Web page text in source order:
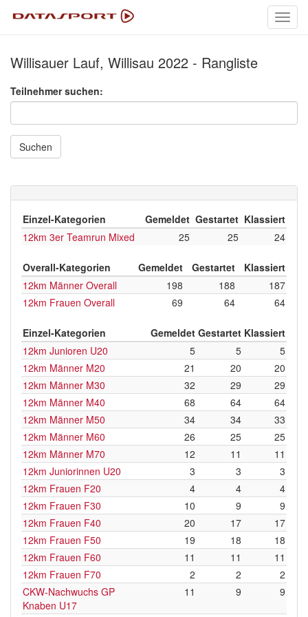
Willisauer Lauf, Willisau 2022 - Rangliste
Teilnehmer suchen:
Suchen
Einzel-Kategorien Gemeldet Gestartet Klassiert
12km 3er Teamrun Mixed
25 25 24
Overall-Kategorien Gemeldet Gestartet
Klassiert
12km Männer Overall
198 188
187
12km Frauen Overall
69 64 64
Einzel-Kategorien Gemeldet Gestartet Klassiert
12km Junioren U20
5 5
5
12km Männer M20
21 20
20
12km Männer M30
32 29
29
12km Männer M40
68 64
64
12km Männer M50
34 34
33
12km Männer M60
26 25
25
12km Männer M70
12 11
11
12km Juniorinnen U20
3 3
3
12km Frauen F20
4 4
4
12km Frauen F30
10 9
9
12km Frauen F40
20 17
17
12km Frauen F50
19 18
18
12km Frauen F60
11 11
11
12km Frauen F70
2 2
2
CKW-Nachwuchs GP
Knaben U17
11 9 9